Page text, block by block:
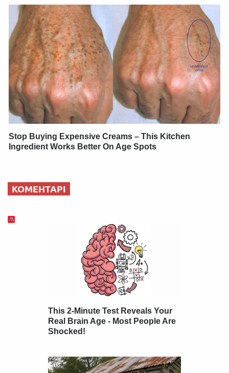
Stop Buying Expensive Creams – This Kitchen
Ingredient Works Better On Age Spots
КОМЕНТАРІ